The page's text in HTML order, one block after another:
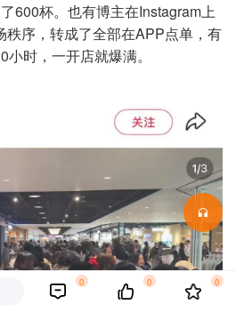
600杯。也有博主在Instagram上
秩序，转成了全部在APP点单，有
时，一开店就爆满。
0 0 0